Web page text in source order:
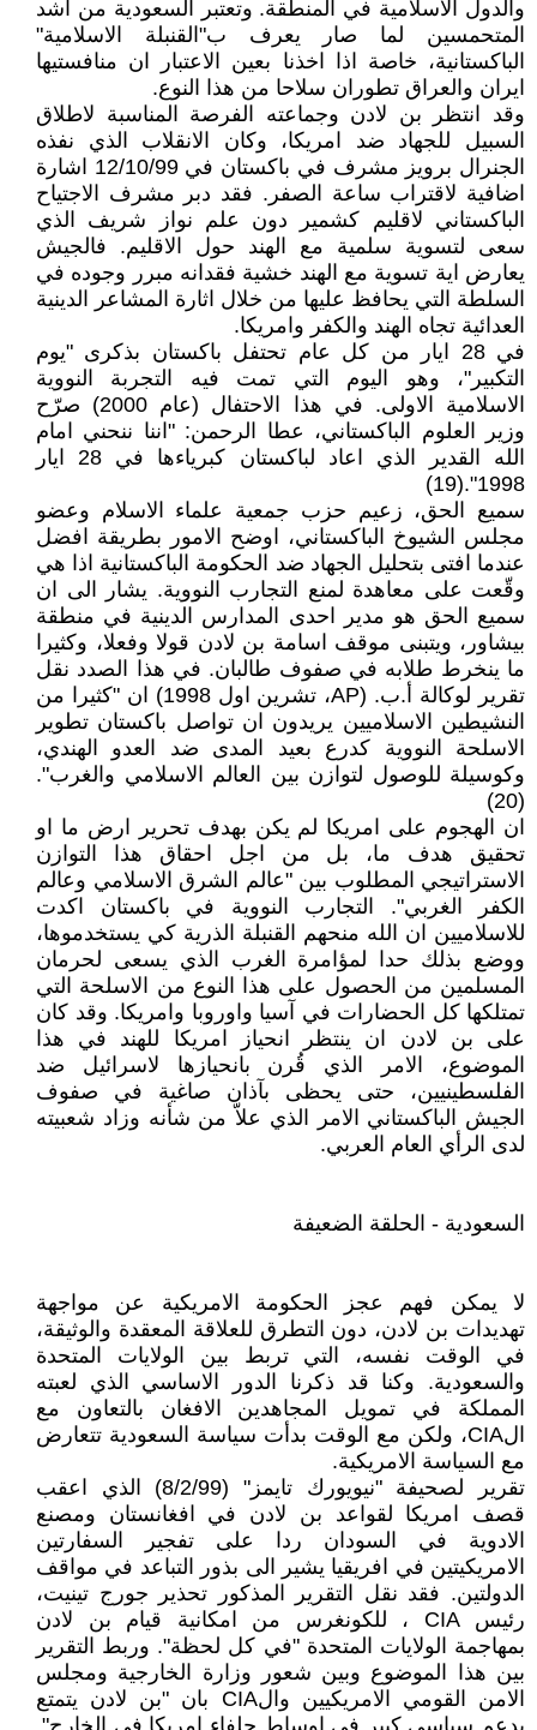
والدول الاسلامية في المنطقة. وتعتبر السعودية من اشد
المتحمسين لما صار يعرف ب"القنبلة الاسلامية"
الباكستانية، خاصة اذا اخذنا بعين الاعتبار ان منافستيها
ايران والعراق تطوران سلاحا من هذا النوع.
وقد انتظر بن لادن وجماعته الفرصة المناسبة لاطلاق
السبيل للجهاد ضد امريكا، وكان الانقلاب الذي نفذه
الجنرال برويز مشرف في باكستان في 12/10/99 اشارة
اضافية لاقتراب ساعة الصفر. فقد دبر مشرف الاجتياح
الباكستاني لاقليم كشمير دون علم نواز شريف الذي
سعى لتسوية سلمية مع الهند حول الاقليم. فالجيش
يعارض اية تسوية مع الهند خشية فقدانه مبرر وجوده في
السلطة التي يحافظ عليها من خلال اثارة المشاعر الدينية
العدائية تجاه الهند والكفر وامريكا.
في 28 ايار من كل عام تحتفل باكستان بذكرى "يوم
التكبير"، وهو اليوم التي تمت فيه التجربة النووية
الاسلامية الاولى. في هذا الاحتفال (عام 2000) صرّح
وزير العلوم الباكستاني، عطا الرحمن: "اننا ننحني امام
الله القدير الذي اعاد لباكستان كبرياءها في 28 ايار
1998".(19)
سميع الحق، زعيم حزب جمعية علماء الاسلام وعضو
مجلس الشيوخ الباكستاني، اوضح الامور بطريقة افضل
عندما افتى بتحليل الجهاد ضد الحكومة الباكستانية اذا هي
وقّعت على معاهدة لمنع التجارب النووية. يشار الى ان
سميع الحق هو مدير احدى المدارس الدينية في منطقة
بيشاور، ويتبنى موقف اسامة بن لادن قولا وفعلا، وكثيرا
ما ينخرط طلابه في صفوف طالبان. في هذا الصدد نقل
تقرير لوكالة أ.ب. (AP، تشرين اول 1998) ان "كثيرا من
النشيطين الاسلاميين يريدون ان تواصل باكستان تطوير
الاسلحة النووية كدرع بعيد المدى ضد العدو الهندي،
وكوسيلة للوصول لتوازن بين العالم الاسلامي والغرب".
(20)
ان الهجوم على امريكا لم يكن بهدف تحرير ارض ما او
تحقيق هدف ما، بل من اجل احقاق هذا التوازن
الاستراتيجي المطلوب بين "عالم الشرق الاسلامي وعالم
الكفر الغربي". التجارب النووية في باكستان اكدت
للاسلاميين ان الله منحهم القنبلة الذرية كي يستخدموها،
ووضع بذلك حدا لمؤامرة الغرب الذي يسعى لحرمان
المسلمين من الحصول على هذا النوع من الاسلحة التي
تمتلكها كل الحضارات في آسيا واوروبا وامريكا. وقد كان
على بن لادن ان ينتظر انحياز امريكا للهند في هذا
الموضوع، الامر الذي قُرن بانحيازها لاسرائيل ضد
الفلسطينيين، حتى يحظى بآذان صاغية في صفوف
الجيش الباكستاني الامر الذي علاّ من شأنه وزاد شعبيته
لدى الرأي العام العربي.
السعودية - الحلقة الضعيفة
لا يمكن فهم عجز الحكومة الامريكية عن مواجهة
تهديدات بن لادن، دون التطرق للعلاقة المعقدة والوثيقة،
في الوقت نفسه، التي تربط بين الولايات المتحدة
والسعودية. وكنا قد ذكرنا الدور الاساسي الذي لعبته
المملكة في تمويل المجاهدين الافغان بالتعاون مع
الCIA، ولكن مع الوقت بدأت سياسة السعودية تتعارض
مع السياسة الامريكية.
تقرير لصحيفة "نيويورك تايمز" (8/2/99) الذي اعقب
قصف امريكا لقواعد بن لادن في افغانستان ومصنع
الادوية في السودان ردا على تفجير السفارتين
الامريكيتين في افريقيا يشير الى بذور التباعد في مواقف
الدولتين. فقد نقل التقرير المذكور تحذير جورج تينيت،
رئيس CIA ، للكونغرس من امكانية قيام بن لادن
بمهاجمة الولايات المتحدة "في كل لحظة". وربط التقرير
بين هذا الموضوع وبين شعور وزارة الخارجية ومجلس
الامن القومي الامريكيين والCIA بان "بن لادن يتمتع